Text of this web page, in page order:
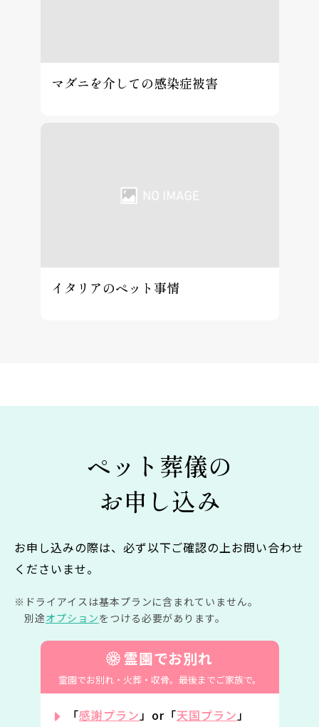
マダニを介しての感染症被害
イタリアのペット事情
ペット葬儀の
お申し込み
お申し込みの際は、必ず以下ご確認の上お問い合わせ
くださいませ。
ドライアイスは基本プランに含まれていません。
別途オプションをつける必要があります。
霊園でお別れ
霊園でお別れ・火葬・収骨。 最後までご家族で。
「感謝プラン」or「天国プラン」